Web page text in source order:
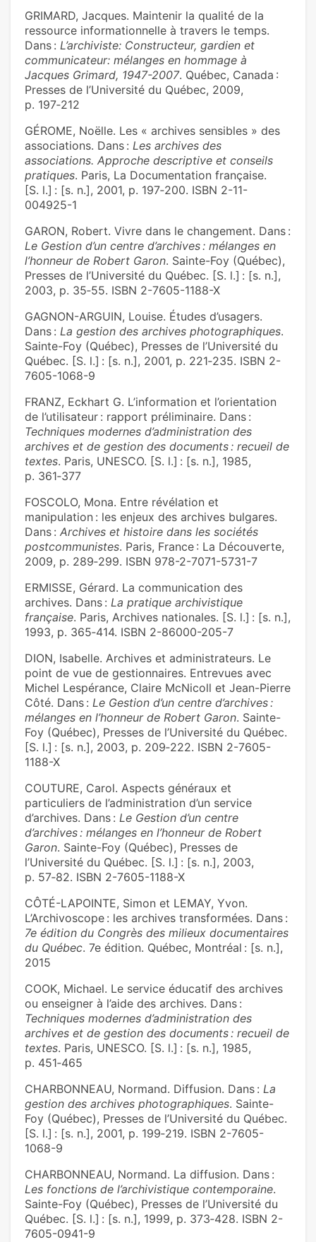
GRIMARD, Jacques. Maintenir la qualité de la
ressource informationnelle à travers le temps.
Dans : L’archiviste: Constructeur, gardien et
communicateur: mélanges en hommage à
Jacques Grimard, 1947-2007. Québec, Canada :
Presses de l’Université du Québec, 2009,
p. 197‑212
GÉROME, Noëlle. Les « archives sensibles » des
associations. Dans : Les archives des
associations. Approche descriptive et conseils
pratiques. Paris, La Documentation française.
[S. l.] : [s. n.], 2001, p. 197‑200. ISBN 2-11-
004925-1
GARON, Robert. Vivre dans le changement. Dans :
Le Gestion d’un centre d’archives : mélanges en
l’honneur de Robert Garon. Sainte-Foy (Québec),
Presses de l’Université du Québec. [S. l.] : [s. n.],
2003, p. 35‑55. ISBN 2-7605-1188-X
GAGNON-ARGUIN, Louise. Études d’usagers.
Dans : La gestion des archives photographiques.
Sainte-Foy (Québec), Presses de l’Université du
Québec. [S. l.] : [s. n.], 2001, p. 221‑235. ISBN 2-
7605-1068-9
FRANZ, Eckhart G. L’information et l’orientation
de l’utilisateur : rapport préliminaire. Dans :
Techniques modernes d’administration des
archives et de gestion des documents : recueil de
textes. Paris, UNESCO. [S. l.] : [s. n.], 1985,
p. 361‑377
FOSCOLO, Mona. Entre révélation et
manipulation : les enjeux des archives bulgares.
Dans : Archives et histoire dans les sociétés
postcommunistes. Paris, France : La Découverte,
2009, p. 289‑299. ISBN 978-2-7071-5731-7
ERMISSE, Gérard. La communication des
archives. Dans : La pratique archivistique
française. Paris, Archives nationales. [S. l.] : [s. n.],
1993, p. 365‑414. ISBN 2-86000-205-7
DION, Isabelle. Archives et administrateurs. Le
point de vue de gestionnaires. Entrevues avec
Michel Lespérance, Claire McNicoll et Jean-Pierre
Côté. Dans : Le Gestion d’un centre d’archives :
mélanges en l’honneur de Robert Garon. Sainte-
Foy (Québec), Presses de l’Université du Québec.
[S. l.] : [s. n.], 2003, p. 209‑222. ISBN 2-7605-
1188-X
COUTURE, Carol. Aspects généraux et
particuliers de l’administration d’un service
d’archives. Dans : Le Gestion d’un centre
d’archives : mélanges en l’honneur de Robert
Garon. Sainte-Foy (Québec), Presses de
l’Université du Québec. [S. l.] : [s. n.], 2003,
p. 57‑82. ISBN 2-7605-1188-X
CÔTÉ-LAPOINTE, Simon et LEMAY, Yvon.
L’Archivoscope : les archives transformées. Dans :
7e édition du Congrès des milieux documentaires
du Québec. 7e édition. Québec, Montréal : [s. n.],
2015
COOK, Michael. Le service éducatif des archives
ou enseigner à l’aide des archives. Dans :
Techniques modernes d’administration des
archives et de gestion des documents : recueil de
textes. Paris, UNESCO. [S. l.] : [s. n.], 1985,
p. 451‑465
CHARBONNEAU, Normand. Diffusion. Dans : La
gestion des archives photographiques. Sainte-
Foy (Québec), Presses de l’Université du Québec.
[S. l.] : [s. n.], 2001, p. 199‑219. ISBN 2-7605-
1068-9
CHARBONNEAU, Normand. La diffusion. Dans :
Les fonctions de l’archivistique contemporaine.
Sainte-Foy (Québec), Presses de l’Université du
Québec. [S. l.] : [s. n.], 1999, p. 373‑428. ISBN 2-
7605-0941-9